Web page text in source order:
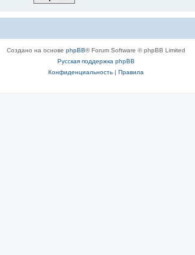
Создано на основе phpBB® Forum Software © phpBB Limited
Русская поддержка phpBB
Конфиденциальность| Правила